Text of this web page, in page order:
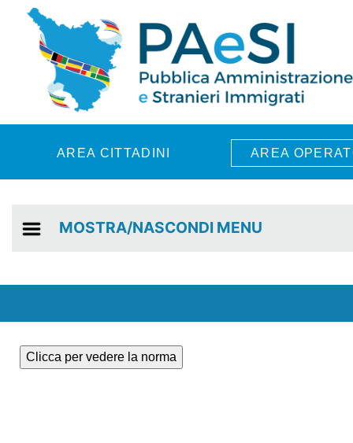
Skip to main content
AREA CITTADINI AREA
MOSTRA/NASCONDI MENU
Clicca per vedere la norma